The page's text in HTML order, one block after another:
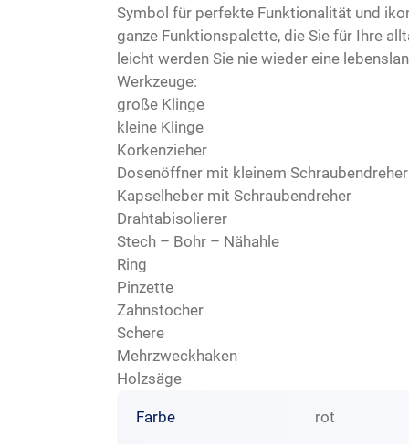
Symbol für perfekte Funktionalität und
ganze Funktionspalette, die Sie für Ihre
leicht werden Sie nie wieder eine
Werkzeuge:
große Klinge
kleine Klinge
Korkenzieher
Dosenöffner mit kleinem Schraubendreher
Kapselheber mit Schraubendreher
Drahtabisolierer
Stech – Bohr – Nähahle
Ring
Pinzette
Zahnstocher
Schere
Mehrzweckhaken
Holzsäge
Farbe rot